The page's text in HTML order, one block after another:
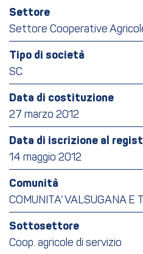
Settore
Settore Cooperative
Tipo di società
SC
Data di costituzione
27 marzo 2012
Data di iscrizione al
14 maggio 2012
Comunità
COMUNITA’ VALSUGANA E
Sottosettore
Coop. agricole di servizio